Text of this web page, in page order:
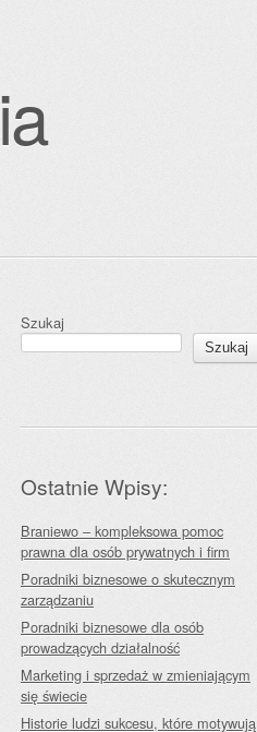
Szukaj
Szukaj
Ostatnie Wpisy:
Braniewo – kompleksowa pomoc
prawna dla osób prywatnych i firm
Poradniki biznesowe o skutecznym
zarządzaniu
Poradniki biznesowe dla osób
prowadzących działalność
Marketing i sprzedaż w zmieniającym
się świecie
Historie ludzi sukcesu, które motywują